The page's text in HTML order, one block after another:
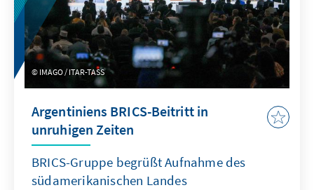
IMAGO / ITAR-TASS
Argentiniens BRICS-Beitritt in
unruhigen Zeiten
BRICS-Gruppe begrüßt Aufnahme des
südamerikanischen Landes